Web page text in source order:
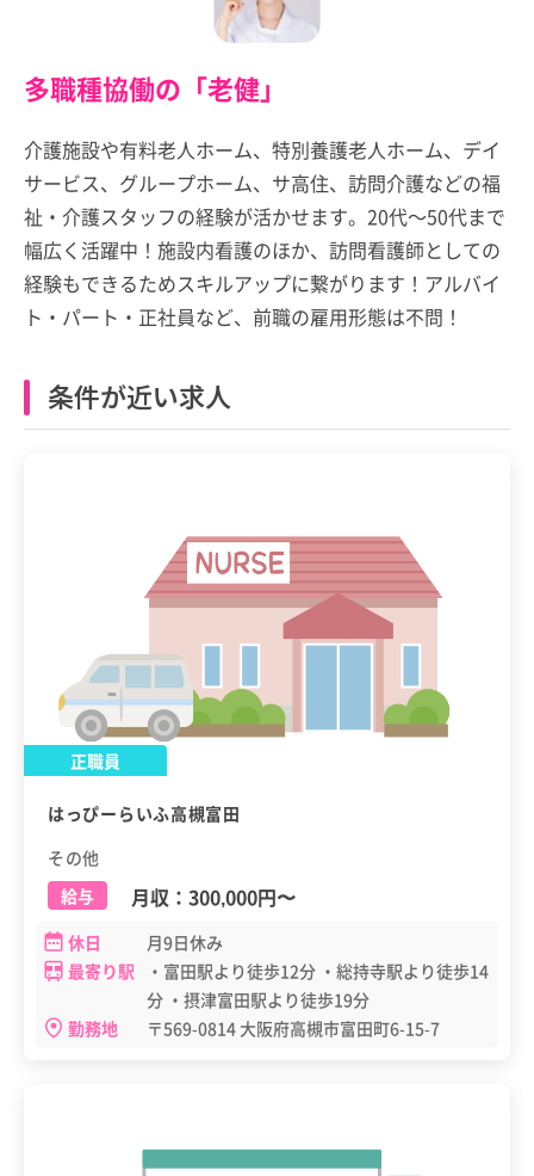
多職種協働の「老健」
介護施設や有料老人ホーム、特別養護老人ホーム、デイ
サービス、グループホーム、サ高住、訪問介護などの福
祉・介護スタッフの経験が活かせます。20代～50代まで
幅広く活躍中！施設内看護のほか、訪問看護師としての
経験もできるためスキルアップに繋がります！アルバイ
ト・パート・正社員など、前職の雇用形態は不問！
条件が近い求人
正職員
はっぴーらいふ高槻富田
その他
給与
月収： 300,000円〜
休日
月9日休み
最寄り駅
・富田駅より徒歩12分 ・総持寺駅より徒歩14
分 ・摂津富田駅より徒歩19分
勤務地
〒569-0814 大阪府高槻市富田町6-15-7